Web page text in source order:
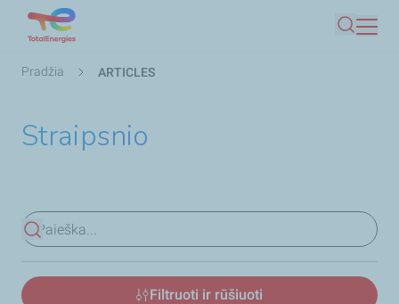
Paieška
Kelias
Pradžia ARTICLES
Straipsnio
Peržiūrėti rezultatus
Filtruoti ir rūšiuoti